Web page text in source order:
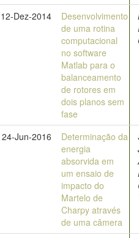
12-Dez-2014
Desenvolvimento
de uma rotina
computacional
no software
Matlab para o
balanceamento
de rotores em
dois planos sem
fase
24-Jun-2016
Determinação da
energia
absorvida em
um ensaio de
impacto do
Martelo de
Charpy através
de uma câmera